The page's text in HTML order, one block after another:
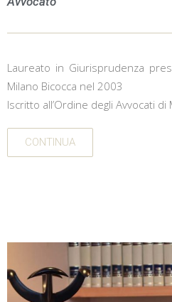
Laureato in Giurisprudenza
Milano Bicocca nel 2003
Iscritto all’Ordine degli Avvocati
CONTINUA